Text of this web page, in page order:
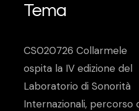
Tema
CS020726 Collarmele
ospita la IV edizione del
Laboratorio di Sonorità
Internazionali, percorso